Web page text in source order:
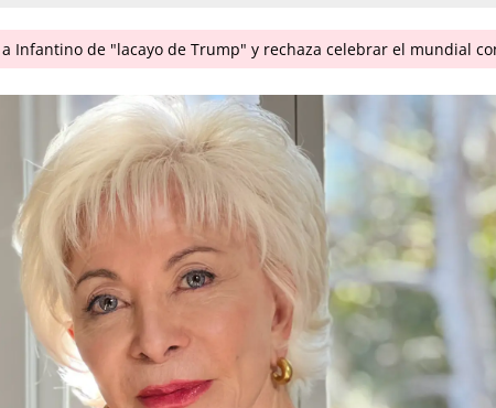
a Infantino de "lacayo de Trump" y rechaza celebrar el mundial